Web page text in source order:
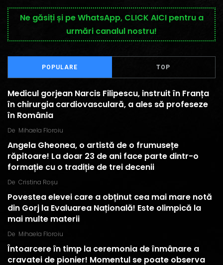
Ne găsiți și pe WhatsApp, CLICK AICI pentru a
urmări canalul nostru!
POPULARE TOP
Medicul gorjean Narcis Filipescu, instruit în Franța
în chirurgia cardiovasculară, a ales să profeseze
în România
De Mihaela Floroiu
Angela Gheonea, o artistă de o frumusețe
răpitoare! La doar 23 de ani face parte dintr-o
formație cu o tradiție de trei decenii
De Cristina Roșu
Povestea elevei care a obținut cea mai mare notă
din Gorj la Evaluarea Națională! Este olimpică la
mai multe materii
De Mihaela Floroiu
Întoarcere în timp la ceremonia de înmânare a
cravatei de pionier! Momentul se poate observa